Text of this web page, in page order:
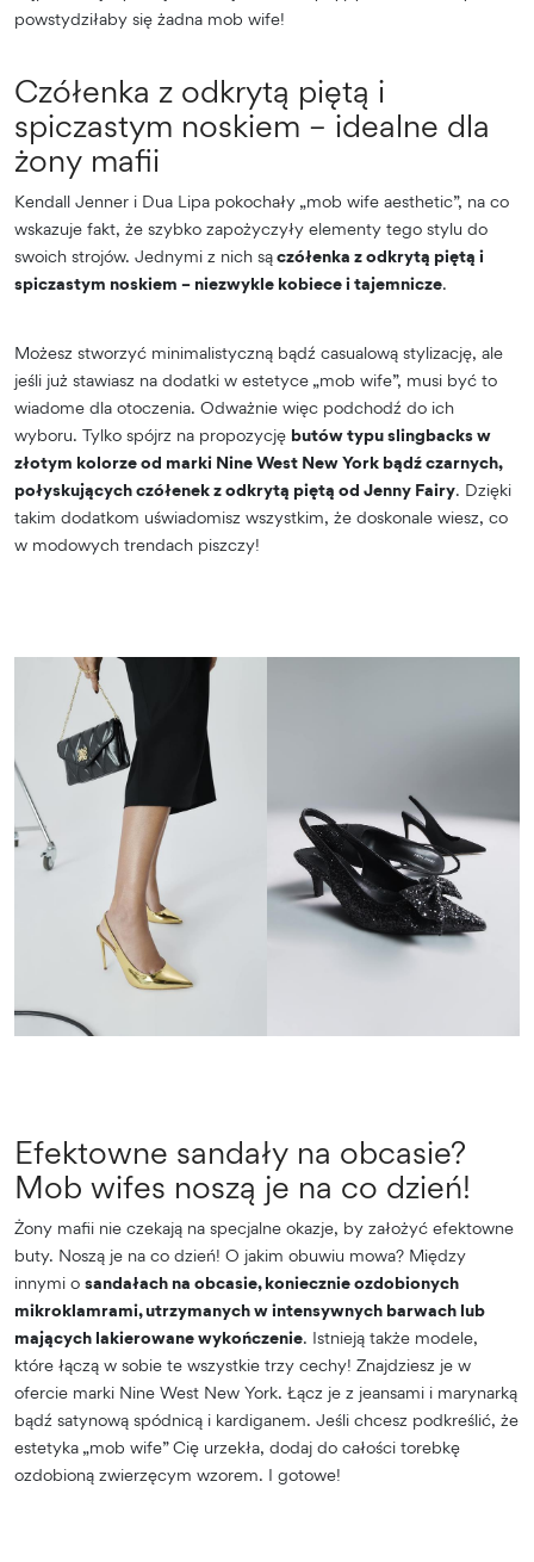
powstydziłaby się żadna mob wife!
Czółenka z odkrytą piętą i
spiczastym noskiem – idealne dla
żony mafii
Kendall Jenner i Dua Lipa pokochały „mob wife aesthetic”, na co
wskazuje fakt, że szybko zapożyczyły elementy tego stylu do
swoich strojów. Jednymi z nich sączółenka z odkrytą piętą i
spiczastym noskiem – niezwykle kobiece i tajemnicze.
Możesz stworzyć minimalistyczną bądź casualową stylizację, ale
jeśli już stawiasz na dodatki w estetyce „mob wife”, musi być to
wiadome dla otoczenia. Odważnie więc podchodź do ich
wyboru. Tylko spójrz na propozycję butów typu slingbacks w
złotym kolorze od marki Nine West New York bądź czarnych,
połyskujących czółenek z odkrytą piętą od Jenny Fairy. Dzięki
takim dodatkom uświadomisz wszystkim, że doskonale wiesz, co
w modowych trendach piszczy!
Efektowne sandały na obcasie?
Mob wifes noszą je na co dzień!
Żony mafii nie czekają na specjalne okazje, by założyć efektowne
buty. Noszą je na co dzień! O jakim obuwiu mowa? Między
innymi o sandałach na obcasie, koniecznie ozdobionych
mikroklamrami, utrzymanych w intensywnych barwach lub
mających lakierowane wykończenie. Istnieją także modele,
które łączą w sobie te wszystkie trzy cechy! Znajdziesz je w
ofercie marki Nine West New York. Łącz je z jeansami i marynarką
bądź satynową spódnicą i kardiganem. Jeśli chcesz podkreślić, że
estetyka „mob wife” Cię urzekła, dodaj do całości torebkę
ozdobioną zwierzęcym wzorem. I gotowe!